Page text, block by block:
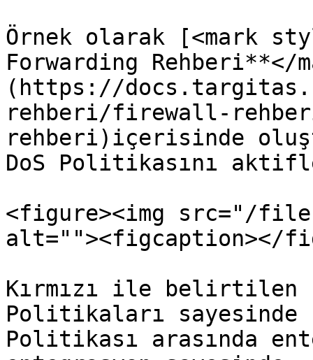
Örnek olarak [<mark
Forwarding Rehberi**</
(https://
rehberi/firewall-
rehberi)içerisinde
DoS Politikasını
<figure><img src="/files/
alt=""><figcaption></
Kırmızı ile belirtilen
Politikaları
Politikası arasında